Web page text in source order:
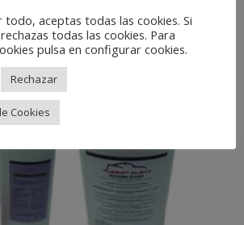
todo, aceptas todas las cookies. Si
todas las cookies. Para
pulsa en configurar cookies.
Rechazar
Cookies